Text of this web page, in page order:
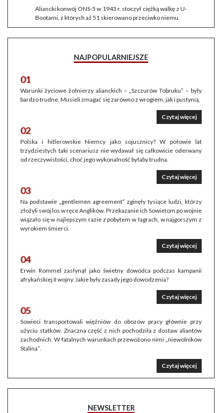
Aliancki konwój ONS-5 w 1943 r. stoczył ciężką walkę z U-
Bootami, z których aż 51 skierowano przeciwko niemu.
NAJPOPULARNIEJSZE
01
Warunki życiowe żołnierzy alianckich – „Szczurów Tobruku” – były
bardzo trudne. Musieli zmagać się zarówno z wrogiem, jak i pustynią.
Czytaj więcej
02
Polska i hitlerowskie Niemcy jako sojusznicy? W połowie lat
trzydziestych taki scenariusz nie wydawał się całkowicie oderwany
od rzeczywistości, choć jego wykonalność byłaby trudna.
Czytaj więcej
03
Na podstawie „gentlemen agreement” zginęły tysiące ludzi, którzy
złożyli swój los w ręce Anglików. Przekazanie ich Sowietom po wojnie
wiązało się w najlepszym razie z pobytem w łagrach, w najgorszym z
wyrokiem śmierci.
Czytaj więcej
04
Erwin Rommel zasłynął jako świetny dowódca podczas kampanii
afrykańskiej II wojny. Jakie były zasady jego dowodzenia?
Czytaj więcej
05
Sowieci transportowali więźniów do obozów pracy głównie przy
użyciu statków. Znaczna część z nich pochodziła z dostaw aliantów
zachodnich. W fatalnych warunkach przewożono nimi „niewolników
Stalina”.
Czytaj więcej
NEWSLETTER